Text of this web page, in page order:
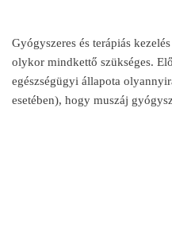
Gyógyszeres és terápiás
olykor mindkettő szükséges.
egészségügyi állapota
esetében), hogy muszáj